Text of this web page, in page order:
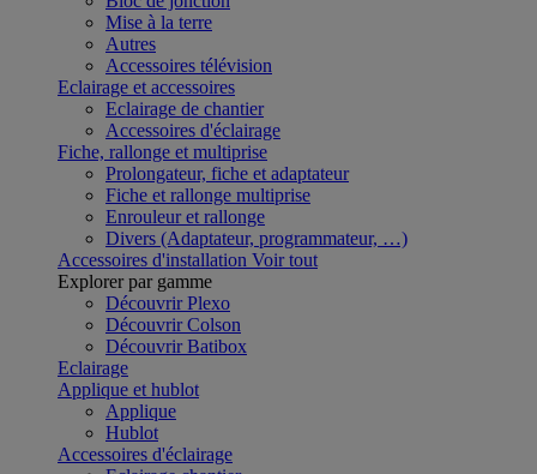
Mise à la terre
Autres
Accessoires télévision
Eclairage et accessoires
Eclairage de chantier
Accessoires d'éclairage
Fiche, rallonge et multiprise
Prolongateur, fiche et adaptateur
Fiche et rallonge multiprise
Enrouleur et rallonge
Divers (Adaptateur, programmateur, …)
Accessoires d'installation Voir tout
Explorer par gamme
Découvrir Plexo
Découvrir Colson
Découvrir Batibox
Eclairage
Applique et hublot
Applique
Hublot
Accessoires d'éclairage